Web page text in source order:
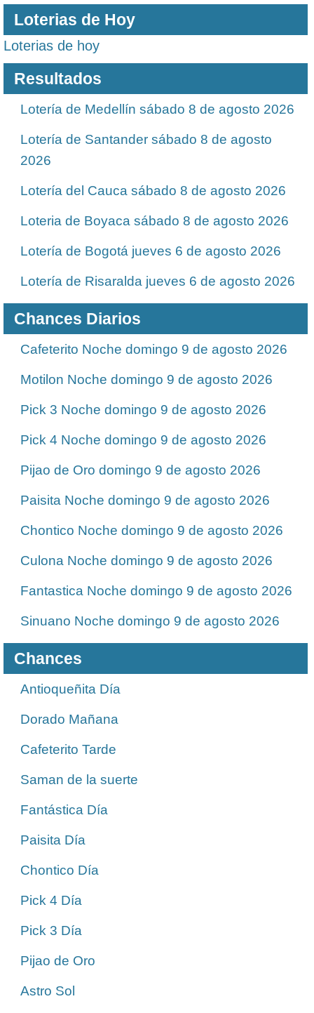
Loterias de Hoy
Loterias de hoy
Resultados
Lotería de Medellín sábado 8 de agosto 2026
Lotería de Santander sábado 8 de agosto
2026
Lotería del Cauca sábado 8 de agosto 2026
Loteria de Boyaca sábado 8 de agosto 2026
Lotería de Bogotá jueves 6 de agosto 2026
Lotería de Risaralda jueves 6 de agosto 2026
Chances Diarios
Cafeterito Noche domingo 9 de agosto 2026
Motilon Noche domingo 9 de agosto 2026
Pick 3 Noche domingo 9 de agosto 2026
Pick 4 Noche domingo 9 de agosto 2026
Pijao de Oro domingo 9 de agosto 2026
Paisita Noche domingo 9 de agosto 2026
Chontico Noche domingo 9 de agosto 2026
Culona Noche domingo 9 de agosto 2026
Fantastica Noche domingo 9 de agosto 2026
Sinuano Noche domingo 9 de agosto 2026
Chances
Antioqueñita Día
Dorado Mañana
Cafeterito Tarde
Saman de la suerte
Fantástica Día
Paisita Día
Chontico Día
Pick 4 Día
Pick 3 Día
Pijao de Oro
Astro Sol